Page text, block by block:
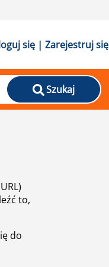
się | Zarejestruj się
Szukaj
to,
do